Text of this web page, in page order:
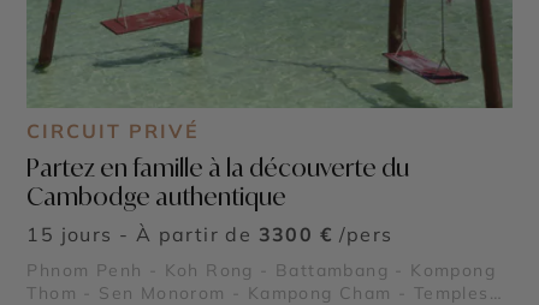
CIRCUIT PRIVÉ
Partez en famille à la découverte du
Cambodge authentique
15 jours - À partir de 3300 € /pers
Phnom Penh - Koh Rong - Battambang - Kompong
Thom - Sen Monorom - Kampong Cham - Temples